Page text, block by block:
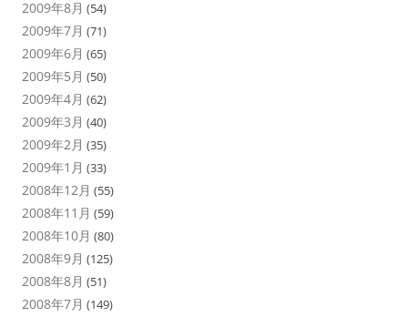
2009年8月 (54)
2009年7月 (71)
2009年6月 (65)
2009年5月 (50)
2009年4月 (62)
2009年3月 (40)
2009年2月 (35)
2009年1月 (33)
2008年12月 (55)
2008年11月 (59)
2008年10月 (80)
2008年9月 (125)
2008年8月 (51)
2008年7月 (149)